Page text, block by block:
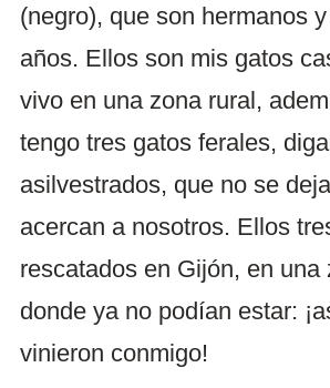
(negro), que son hermanos
años. Ellos son mis gatos
vivo en una zona rural,
tengo tres gatos ferales,
asilvestrados, que no se
acercan a nosotros. Ellos
rescatados en Gijón, en una
donde ya no podían estar:
vinieron conmigo!